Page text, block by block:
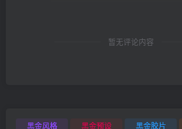
暂无评论内容
黑金风格 黑金预设 黑金胶片